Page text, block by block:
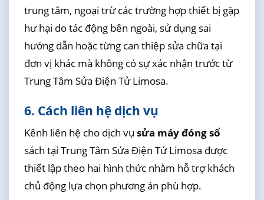
trung tâm, ngoại trừ các trường hợp thiết bị gặp
hư hại do tác động bên ngoài, sử dụng sai
hướng dẫn hoặc từng can thiệp sửa chữa tại
đơn vị khác mà không có sự xác nhận trước từ
Trung Tâm Sửa Điện Tử Limosa.
6. Cách liên hệ dịch vụ
Kênh liên hệ cho dịch vụ sửa máy đóng sổ
sách tại Trung Tâm Sửa Điện Tử Limosa được
thiết lập theo hai hình thức nhằm hỗ trợ khách
chủ động lựa chọn phương án phù hợp.